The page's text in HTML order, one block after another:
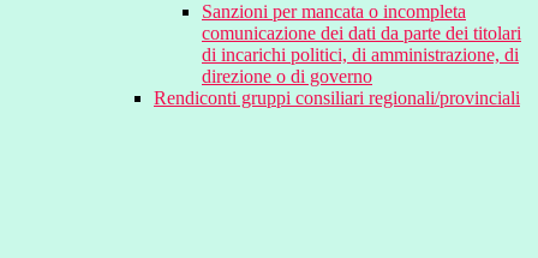
Sanzioni per mancata o incompleta
comunicazione dei dati da parte dei titolari
di incarichi politici, di amministrazione, di
direzione o di governo
Rendiconti gruppi consiliari regionali/provinciali